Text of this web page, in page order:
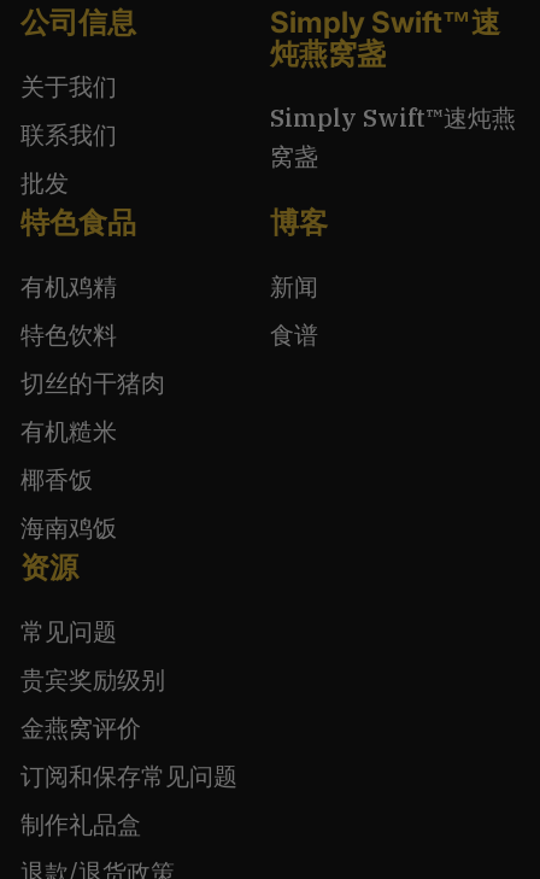
公司信息
关于我们
联系我们
批发
Simply Swift™速
炖燕窝盏
Simply Swift™速炖燕
窝盏
特色食品
有机鸡精
特色饮料
切丝的干猪肉
有机糙米
椰香饭
海南鸡饭
博客
新闻
食谱
资源
常见问题
贵宾奖励级别
金燕窝评价
订阅和保存常见问题
制作礼品盒
退款/退货政策